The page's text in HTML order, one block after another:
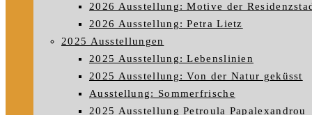
2026 Ausstellung: Motive der
2026 Ausstellung: Petra Lietz
2025 Ausstellungen
2025 Ausstellung: Lebenslinien
2025 Ausstellung: Von der Natur geküsst
Ausstellung: Sommerfrische
2025 Ausstellung Petroula Papalexandrou